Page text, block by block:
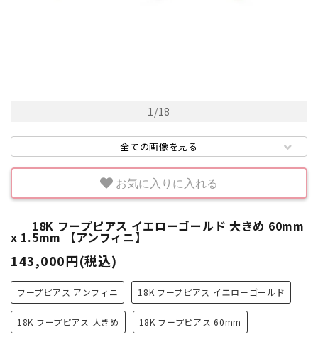
1/18
全ての画像を見る
お気に入りに入れる
18K フープピアス イエローゴールド 大きめ 60mm
x 1.5mm 【アンフィニ】
143,000円(税込)
フープピアス アンフィニ 18K フープピアス イエローゴールド
18K フープピアス 大きめ 18K フープピアス 60mm